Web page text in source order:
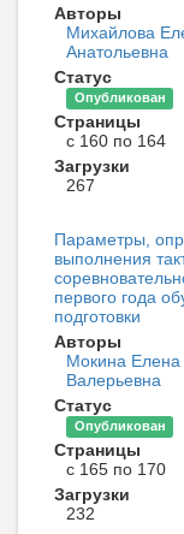
Авторы
Михайлова
Анатольевна
Статус
Опубликован
Страницы
с 160 по 164
Загрузки
267
Параметры,
выполнения
первого года
подготовки
Авторы
Мокина Елена
Валерьевна
Статус
Опубликован
Страницы
с 165 по 170
Загрузки
232